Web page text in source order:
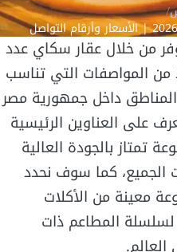
/
من خلال عقار سكاي عدد
من المواصفات التي تناسب
داخل جمهورية مصر
على العناوين الرئيسية
تمتاز بالجودة العالية
الجميع، كما سوف نحدد
معينة من الأكلات
المطاعم ذات